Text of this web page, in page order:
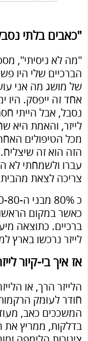
"כאבים בלתי
הברכיים שלי היו
של מושג מה אני
אחד זה ייפסק. היו
נסבל, אבל הייתי
לייזר, והאמת היא
מכל הטיפולים
הזה הוא זה
עברו ולשמחתי לא
צריכה לצאת מהבית
כאשר במקום
ברכיים. כתוצאה
לייזר נרכשו בארץ למעלה מ
אז איך בי-קיור
הלייזר הרך, או
חודר לעומק
המשככים כאב,
בדלקות, ממריץ את